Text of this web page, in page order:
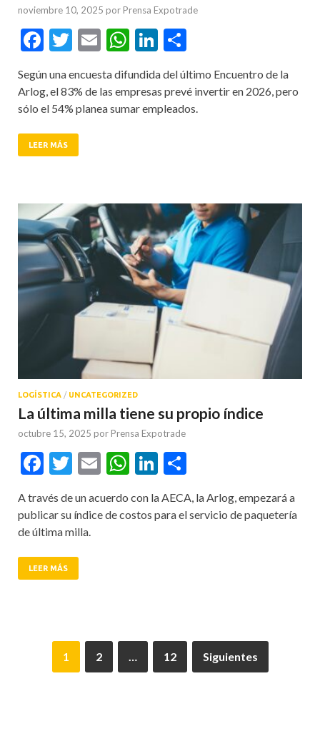
noviembre 10, 2025 por Prensa Expotrade
Facebook
Twitter
EmailWhatsApp
LinkedIn
Según una encuesta difundida del último Encuentro de la
Arlog, el 83% de las empresas prevé invertir en 2026, pero
sólo el 54% planea sumar empleados.
LEER MÁS
LOGÍSTICA / UNCATEGORIZED
La última milla tiene su propio índice
octubre 15, 2025 por Prensa Expotrade
Facebook
Twitter
EmailWhatsApp
LinkedIn
A través de un acuerdo con la AECA, la Arlog, empezará a
publicar su índice de costos para el servicio de paquetería
de última milla.
LEER MÁS
1 2 … 12 Siguientes